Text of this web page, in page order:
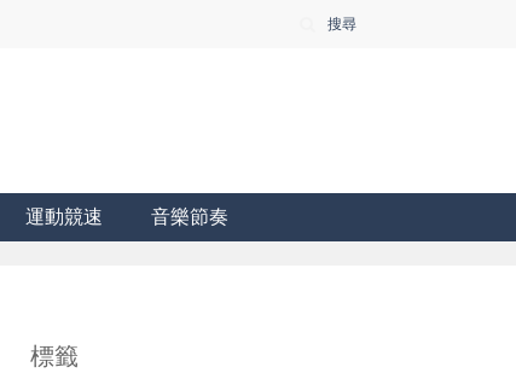
搜尋
運動競速 音樂節奏
標籤